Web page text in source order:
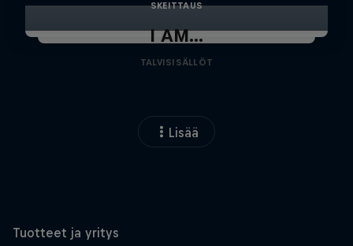
SKEITTAUS
I AM...
TALVISISÄLLÖT
Lisää